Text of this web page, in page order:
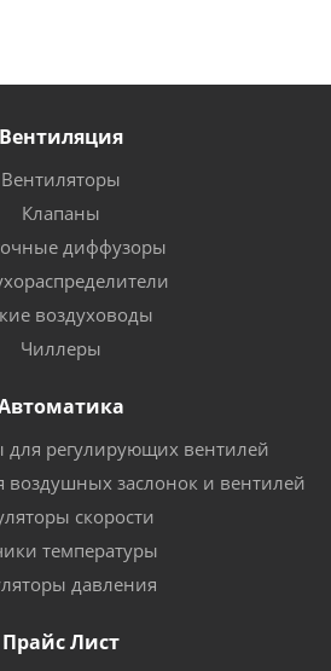
Вентиляция
Вентиляторы
Клапаны
диффузоры
воздуховоды
Чиллеры
для регулирующих вентилей
воздушных заслонок и вентилей
скорости
температуры
давления
Прайс Лист